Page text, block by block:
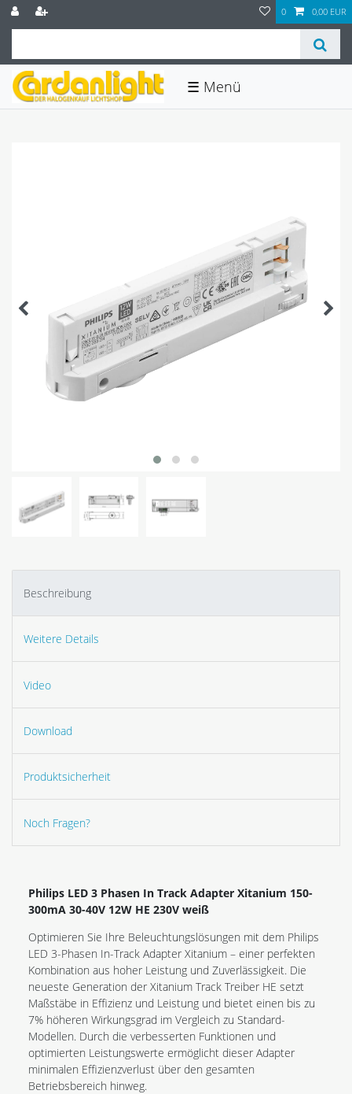
0 0,00 EUR
☰
Beschreibung
Weitere Details
Video
Download
Produktsicherheit
Noch Fragen?
Philips LED 3 Phasen In Track Adapter Xitanium 150-
300mA 30-40V 12W HE 230V weiß
Optimieren Sie Ihre Beleuchtungslösungen mit dem Philips
LED 3-Phasen In-Track Adapter Xitanium – einer perfekten
Kombination aus hoher Leistung und Zuverlässigkeit. Die
neueste Generation der Xitanium Track Treiber HE setzt
Maßstäbe in Effizienz und Leistung und bietet einen bis zu
7% höheren Wirkungsgrad im Vergleich zu Standard-
Modellen. Durch die verbesserten Funktionen und
optimierten Leistungswerte ermöglicht dieser Adapter
minimalen Effizienzverlust über den gesamten
Betriebsbereich hinweg.